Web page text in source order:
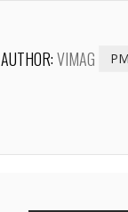
AUTHOR:VIMAG PM